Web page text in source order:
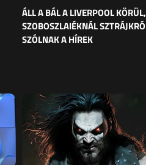
ÁLL A BÁL A LIVERPOOL KÖRÜL,
SZOBOSZLAIÉKNÁL
SZÓLNAK A HÍREK